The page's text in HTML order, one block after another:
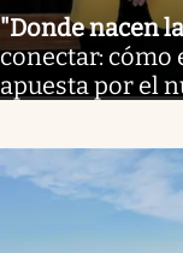
"Donde nacen
conectar: cómo
apuesta por el